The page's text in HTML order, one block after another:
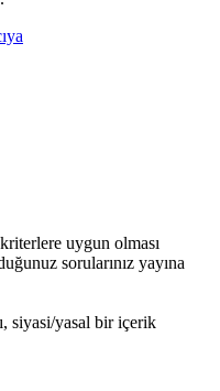
uygun olması
sorularınız yayına
siyasi/yasal bir içerik